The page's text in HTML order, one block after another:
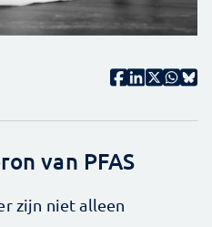
van PFAS
zijn niet alleen